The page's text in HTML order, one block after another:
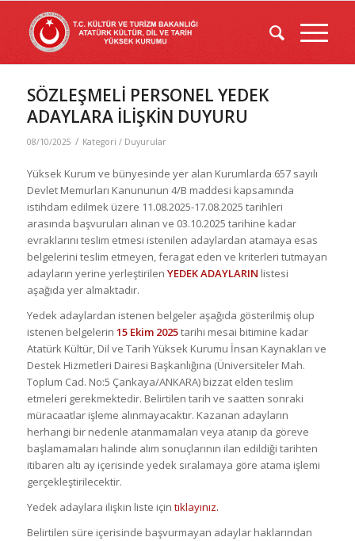
SÖZLEŞMELİ PERSONEL YEDEK
ADAYLARA İLİŞKİN DUYURU
08/10/2025 / Kategori / Duyurular
Yüksek Kurum ve bünyesinde yer alan Kurumlarda 657 sayılı
Devlet Memurları Kanununun 4/B maddesi kapsamında
istihdam edilmek üzere 11.08.2025-17.08.2025 tarihleri
arasında başvuruları alınan ve 03.10.2025 tarihine kadar
evraklarını teslim etmesi istenilen adaylardan atamaya esas
belgelerini teslim etmeyen, feragat eden ve kriterleri tutmayan
adayların yerine yerleştirilen YEDEK ADAYLARIN listesi
aşağıda yer almaktadır.
Yedek adaylardan istenen belgeler aşağıda gösterilmiş olup
istenen belgelerin 15 Ekim 2025tarihi mesai bitimine kadar
Atatürk Kültür, Dil ve Tarih Yüksek Kurumu İnsan Kaynakları ve
Destek Hizmetleri Dairesi Başkanlığına (Üniversiteler Mah.
Toplum Cad. No:5 Çankaya/ANKARA) bizzat elden teslim
etmeleri gerekmektedir. Belirtilen tarih ve saatten sonraki
müracaatlar işleme alınmayacaktır. Kazanan adayların
herhangi bir nedenle atanmamaları veya atanıp da göreve
başlamamaları halinde alım sonuçlarının ilan edildiği tarihten
itibaren altı ay içerisinde yedek sıralamaya göre atama işlemi
gerçekleştirilecektir.
Yedek adaylara ilişkin liste için tıklayınız.
Belirtilen süre içerisinde başvurmayan adaylar haklarından